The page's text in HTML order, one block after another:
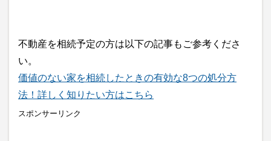
不動産を相続予定の方は以下の記事もご参考くださ
い。
価値のない家を相続したときの有効な8つの処分方
法！詳しく知りたい方はこちら
スポンサーリンク